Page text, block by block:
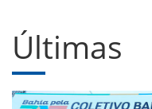
Últimas